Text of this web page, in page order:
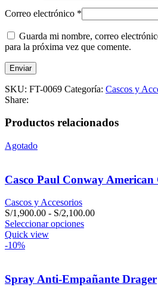
Correo electrónico *
Guarda mi nombre, correo
para la próxima vez que comente.
SKU: FT-0069 Categoría: Cascos y
Share:
Productos relacionados
Agotado
Casco Paul Conway American
Cascos y Accesorios
S/1,900.00 - S/2,100.00Rango
S/2,100.00
Seleccionar opciones
Quick view
-10%
Spray Anti-Empañante Drager